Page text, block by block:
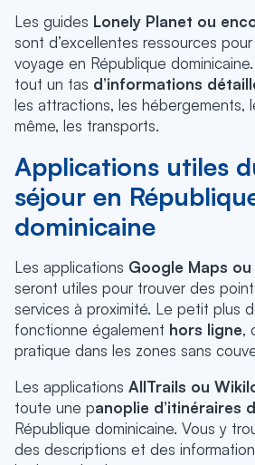
Les guides Lonely Planet ou
sont d’excellentes ressources
voyage en République
tout un tas d’informations
les attractions, les hébergements,
même, les transports.
Applications utiles
séjour en
dominicaine
Les applications Google Maps
seront utiles pour trouver des
services à proximité. Le petit plus
fonctionne également hors ligne,
pratique dans les zones sans
Les applications AllTrails ou
toute une panoplie d’itinéraires
République dominicaine. Vous y
des descriptions et des